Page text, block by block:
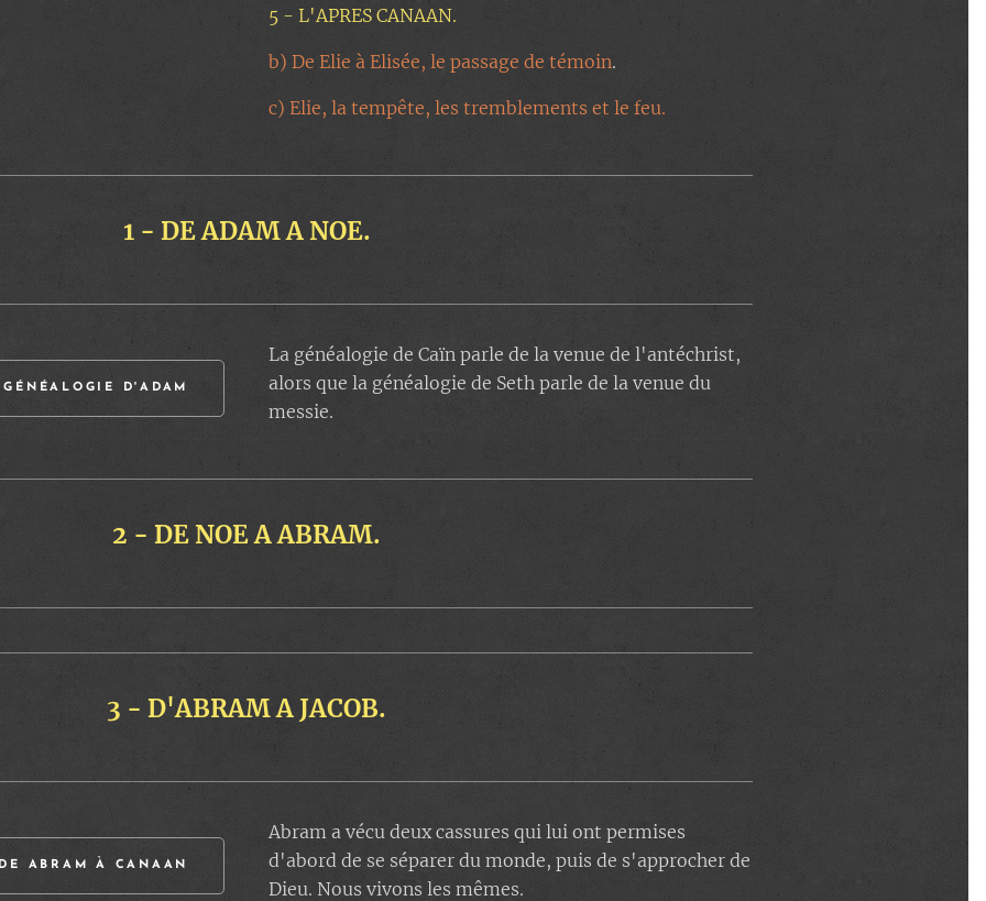
5 - L'APRES CANAAN.
b) De Elie à Elisée, le passage de témoin.
c) Elie, la tempête, les tremblements et le feu.
1 - DE ADAM A NOE.
D'ADAM
La généalogie de Caïn parle de la venue de l'antéchrist,
alors que la généalogie de Seth parle de la venue du
messie.
2 - DE NOE A ABRAM.
3 - D'ABRAM A JACOB.
ABRAM À CANAAN
Abram a vécu deux cassures qui lui ont permises
d'abord de se séparer du monde, puis de s'approcher de
Dieu. Nous vivons les mêmes.